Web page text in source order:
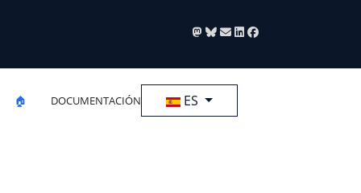
🏠 DOCUMENTACIÓN Seleccione su idioma
ES